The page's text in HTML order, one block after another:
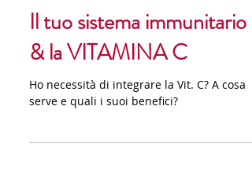
Il tuo sistema immunitario
& la VITAMINA C
Ho necessità di integrare la Vit. C? A cosa